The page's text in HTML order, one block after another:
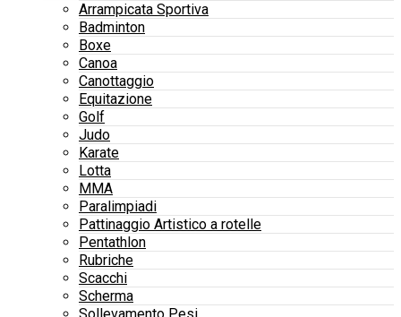
Arrampicata Sportiva
Badminton
Boxe
Canoa
Canottaggio
Equitazione
Golf
Judo
Karate
Lotta
MMA
Paralimpiadi
Pattinaggio Artistico a rotelle
Pentathlon
Rubriche
Scacchi
Scherma